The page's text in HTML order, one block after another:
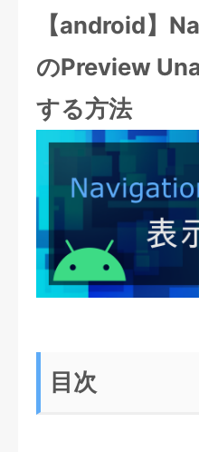
【android】
のPreview
する方法
目次